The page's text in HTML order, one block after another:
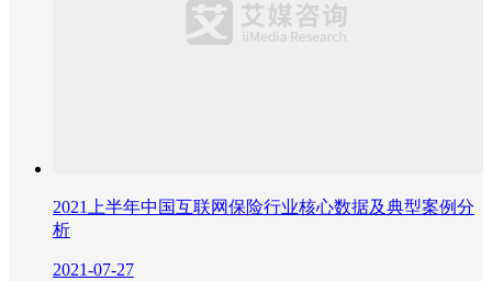
2021上半年中国互联网保险行业核心数据及典型案例分
析
2021-07-27